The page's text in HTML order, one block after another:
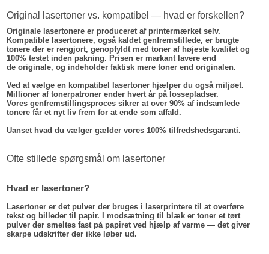
Original lasertoner vs. kompatibel — hvad er forskellen?
Originale lasertonere er produceret af printermærket selv.
Kompatible lasertonere, også kaldet genfremstillede, er brugte
tonere der er rengjort, genopfyldt med toner af højeste kvalitet og
100% testet inden pakning. Prisen er markant lavere end
de originale, og indeholder faktisk mere toner end originalen.
Ved at vælge en kompatibel lasertoner hjælper du også miljøet.
Millioner af tonerpatroner ender hvert år på lossepladser.
Vores genfremstillingsproces sikrer at over 90% af indsamlede
tonere får et nyt liv frem for at ende som affald.
Uanset hvad du vælger gælder vores 100% tilfredshedsgaranti.
Ofte stillede spørgsmål om lasertoner
Hvad er lasertoner?
Lasertoner er det pulver der bruges i laserprintere til at overføre
tekst og billeder til papir. I modsætning til blæk er toner et tørt
pulver der smeltes fast på papiret ved hjælp af varme — det giver
skarpe udskrifter der ikke løber ud.